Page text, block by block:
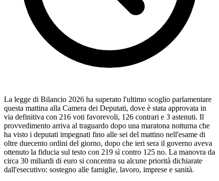
La legge di Bilancio 2026 ha superato l'ultimo scoglio parlamentare
questa mattina alla Camera dei Deputati, dove è stata approvata in
via definitiva con 216 voti favorevoli, 126 contrari e 3 astenuti. Il
provvedimento arriva al traguardo dopo una maratona notturna che
ha visto i deputati impegnati fino alle sei del mattino nell'esame di
oltre duecento ordini del giorno, dopo che ieri sera il governo aveva
ottenuto la fiducia sul testo con 219 sì contro 125 no. La manovra da
circa 30 miliardi di euro si concentra su alcune priorità dichiarate
dall'esecutivo: sostegno alle famiglie, lavoro, imprese e sanità.